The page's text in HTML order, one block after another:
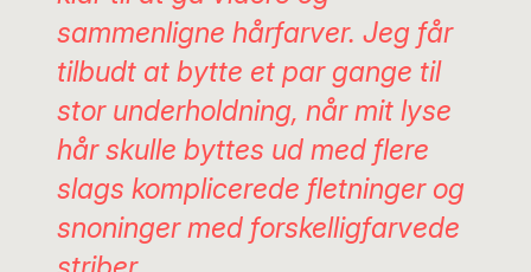
sammenligne hårfarver. Jeg får
tilbudt at bytte et par gange til
stor underholdning, når mit lyse
hår skulle byttes ud med flere
slags komplicerede fletninger og
snoninger med forskelligfarvede